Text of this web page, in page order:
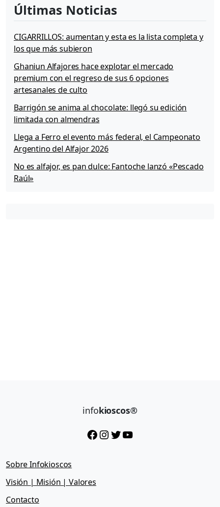
Últimas Noticias
CIGARRILLOS: aumentan y esta es la lista completa y
los que más subieron
Ghaniun Alfajores hace explotar el mercado
premium con el regreso de sus 6 opciones
artesanales de culto
Barrigón se anima al chocolate: llegó su edición
limitada con almendras
Llega a Ferro el evento más federal, el Campeonato
Argentino del Alfajor 2026
No es alfajor, es pan dulce: Fantoche lanzó «Pescado
Raúl»
infokioscos®
Facebook InstagramTwitter YouTube
Sobre Infokioscos
Visión | Misión | Valores
Contacto